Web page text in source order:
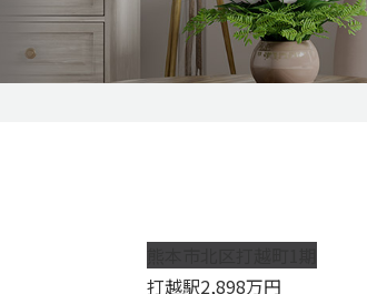
センチュリー21
打越駅2,898万円